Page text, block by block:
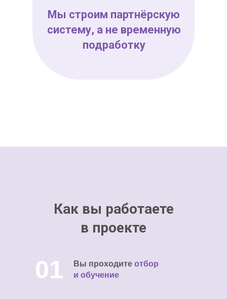
Мы строим партнёрскую
систему, а не временную
подработку
Как вы работаете
в проекте
01 Вы проходите отбор
и обучение